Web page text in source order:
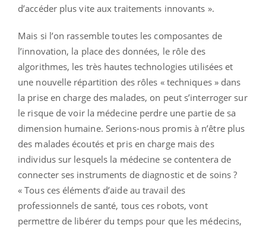
d’accéder plus vite aux traitements innovants ».
Mais si l’on rassemble toutes les composantes de
l’innovation, la place des données, le rôle des
algorithmes, les très hautes technologies utilisées et
une nouvelle répartition des rôles « techniques » dans
la prise en charge des malades, on peut s’interroger sur
le risque de voir la médecine perdre une partie de sa
dimension humaine. Serions-nous promis à n’être plus
des malades écoutés et pris en charge mais des
individus sur lesquels la médecine se contentera de
connecter ses instruments de diagnostic et de soins ?
« Tous ces éléments d’aide au travail des
professionnels de santé, tous ces robots, vont
permettre de libérer du temps pour que les médecins,